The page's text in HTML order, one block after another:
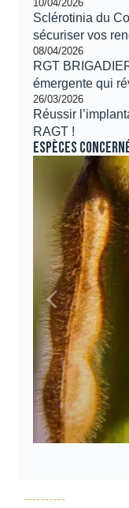
10/04/2026
Sclérotinia du
sécuriser vos
08/04/2026
RGT
émergente qui
26/03/2026
Réussir
RAGT !
Espèces